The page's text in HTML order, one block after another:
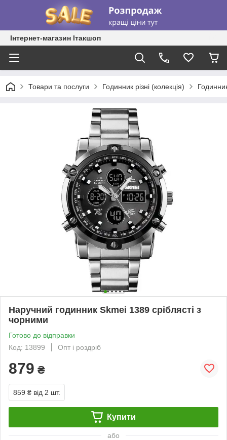
Інтернет-магазин Ітакшоп
Товари та послуги Годинник різні (колекція)
Наручний годинник Skmei 1389 сріблясті з
чорними
Готово до відправки
Код: 13899
Опт і роздріб
879 ₴
859 ₴ від 2 шт.
Купити
або